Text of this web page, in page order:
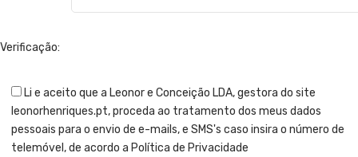
Verificação:
Li e aceito que a Leonor e Conceição LDA, gestora do site
leonorhenriques.pt, proceda ao tratamento dos meus dados
pessoais para o envio de e-mails, e SMS's caso insira o número de
telemóvel, de acordo a Política de Privacidade